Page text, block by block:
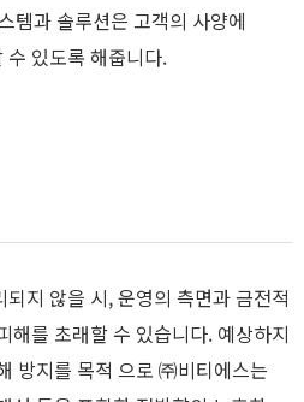
템과 솔루션은 고객의 사양에
수 있도록 해줍니다.
지 않을 시, 운영의 측면과 금전적
해를 초래할 수 있습니다. 예상하지
방지를 목적 으로 ㈜비티에스는